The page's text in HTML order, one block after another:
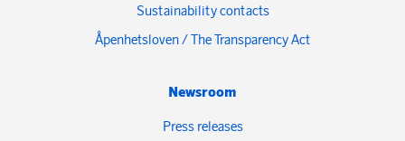
Sustainability contacts
Åpenhetsloven / The Transparency Act
Newsroom
Press releases